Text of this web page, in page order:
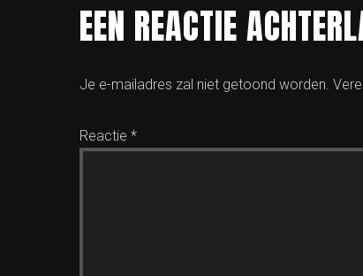
EEN REACTIE
Je e-mailadres zal niet getoond worden.
Reactie *